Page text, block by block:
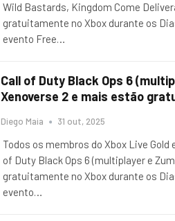
Wild Bastards, Kingdom Come
gratuitamente no Xbox durante os
evento Free…
Call of Duty Black Ops 6
Xenoverse 2 e mais estão
Diego Maia 31 out, 2025
Todos os membros do Xbox Live Gold
of Duty Black Ops 6 (multiplayer e
gratuitamente no Xbox durante os
evento…